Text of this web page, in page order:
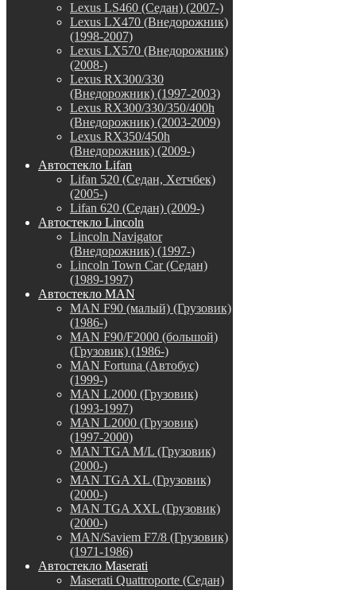
Lexus LS460 (Седан) (2007-)
Lexus LX470 (Внедорожник)
(1998-2007)
Lexus LX570 (Внедорожник)
(2008-)
Lexus RX300/330
(Внедорожник) (1997-2003)
Lexus RX300/330/350/400h
(Внедорожник) (2003-2009)
Lexus RX350/450h
(Внедорожник) (2009-)
Автостекло Lifan
Lifan 520 (Седан, Хетчбек)
(2005-)
Lifan 620 (Седан) (2009-)
Автостекло Lincoln
Lincoln Navigator
(Внедорожник) (1997-)
Lincoln Town Car (Седан)
(1989-1997)
Автостекло MAN
MAN F90 (малый) (Грузовик)
(1986-)
MAN F90/F2000 (большой)
(Грузовик) (1986-)
MAN Fortuna (Автобус)
(1999-)
MAN L2000 (Грузовик)
(1993-1997)
MAN L2000 (Грузовик)
(1997-2000)
MAN TGA M/L (Грузовик)
(2000-)
MAN TGA XL (Грузовик)
(2000-)
MAN TGA XXL (Грузовик)
(2000-)
MAN/Saviem F7/8 (Грузовик)
(1971-1986)
Автостекло Maserati
Maserati Quattroporte (Седан)